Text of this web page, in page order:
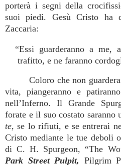
porterà i segni della
suoi piedi. Gesù Cristo ha
Zaccaria:
“Essi guarderanno a me,
trafitto, e ne faranno
Coloro che non
vita, piangeranno e
nell’Inferno. Il Grande
forate e il suo costato saranno
te, se lo rifiuti, e se entrerai
Cristo mediante le tue deboli
di C. H. Spurgeon, “The
Park Street Pulpit, Pilgrim